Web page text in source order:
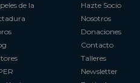
de la
Hazte Socio
Nosotros
Donaciones
Contacto
Talleres
Newsletter